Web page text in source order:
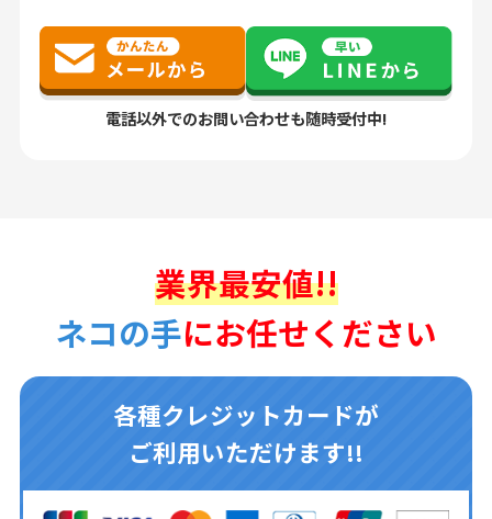
電話以外でのお問い合わせも随時受付中!
業界最安値!!
ネコの手にお任せください
各種クレジットカードが
ご利用いただけます!!